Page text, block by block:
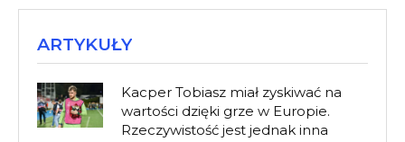
ARTYKUŁY
Kacper Tobiasz miał zyskiwać na
wartości dzięki grze w Europie.
Rzeczywistość jest jednak inna